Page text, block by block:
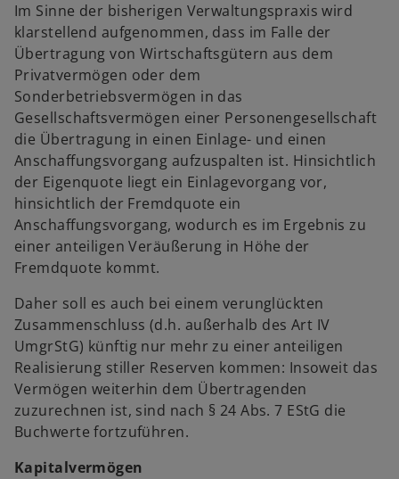
Im Sinne der bisherigen Verwaltungspraxis wird
klarstellend aufgenommen, dass im Falle der
Übertragung von Wirtschaftsgütern aus dem
Privatvermögen oder dem
Sonderbetriebsvermögen in das
Gesellschaftsvermögen einer Personengesellschaft
die Übertragung in einen Einlage- und einen
Anschaffungsvorgang aufzuspalten ist. Hinsichtlich
der Eigenquote liegt ein Einlagevorgang vor,
hinsichtlich der Fremdquote ein
Anschaffungsvorgang, wodurch es im Ergebnis zu
einer anteiligen Veräußerung in Höhe der
Fremdquote kommt.
Daher soll es auch bei einem verunglückten
Zusammenschluss (d.h. außerhalb des Art IV
UmgrStG) künftig nur mehr zu einer anteiligen
Realisierung stiller Reserven kommen: Insoweit das
Vermögen weiterhin dem Übertragenden
zuzurechnen ist, sind nach § 24 Abs. 7 EStG die
Buchwerte fortzuführen.
Kapitalvermögen